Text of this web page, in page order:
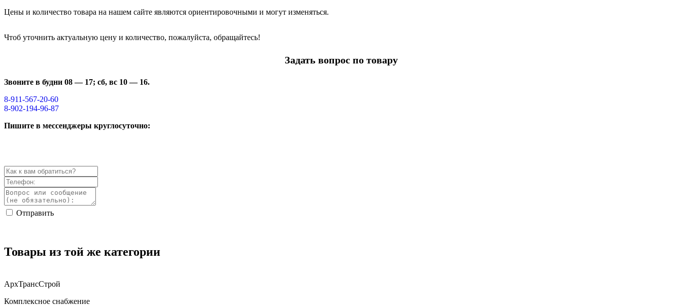
Цены и количество товара на нашем сайте являются ориентировочными и могут изменяться.
Чтоб уточнить актуальную цену и количество, пожалуйста, обращайтесь!
Задать вопрос по товару
Звоните в будни 08 — 17; сб, вс 10 — 16.
8-911-567-20-60
8-902-194-96-87
Пишите в мессенджеры круглосуточно:
Отправить
Товары из той же категории
АрхТрансСтрой
Комплексное снабжение